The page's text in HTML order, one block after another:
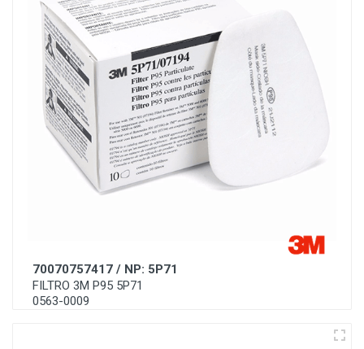
70070757417 / NP: 5P71
FILTRO 3M P95 5P71
0563-0009